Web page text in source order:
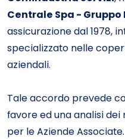
Centrale Spa - Gruppo
assicurazione dal 1978,
specializzato nelle
aziendali.
Tale accordo prevede
favore ed una analisi
per le Aziende Associate.